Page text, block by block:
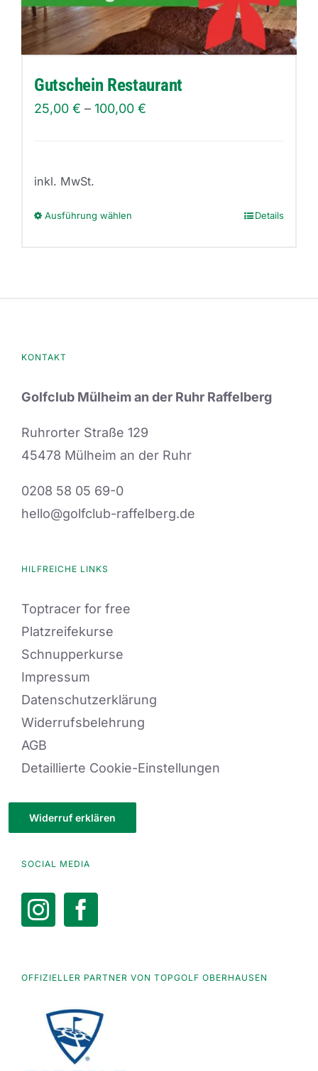
Gutschein Restaurant
25,00 € – 100,00 €
inkl. MwSt.
Ausführung wählen
können
auf
der
werden
Details
KONTAKT
Golfclub Mülheim an der Ruhr Raffelberg
Ruhrorter Straße 129
45478 Mülheim an der Ruhr
0208 58 05 69-0
hello@golfclub-raffelberg.de
HILFREICHE LINKS
Toptracer for free
Platzreifekurse
Schnupperkurse
Impressum
Datenschutzerklärung
Widerrufsbelehrung
AGB
Detaillierte Cookie-Einstellungen
Widerruf erklären
SOCIAL MEDIA
OFFIZIELLER PARTNER VON TOPGOLF OBERHAUSEN